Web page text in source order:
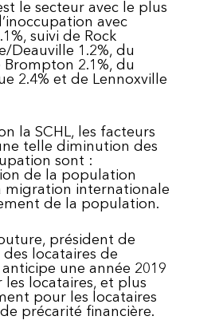
le secteur avec le plus
avec
suivi de Rock
Deauville 1.2%, du
Brompton 2.1%, du
2.4% et de Lennoxville
la SCHL, les facteurs
telle diminution des
sont :
de la population
migration internationale
de la population.
président de
des locataires de
une année 2019
locataires, et plus
pour les locataires
précarité financière.